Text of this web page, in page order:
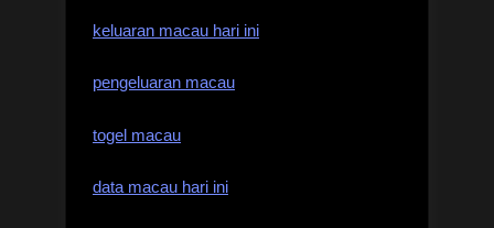
keluaran macau hari ini
pengeluaran macau
togel macau
data macau hari ini